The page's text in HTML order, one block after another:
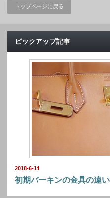
トップページに戻る
ピックアップ記事
2018-6-14
初期バーキンの金具の違い